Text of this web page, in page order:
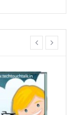
prev